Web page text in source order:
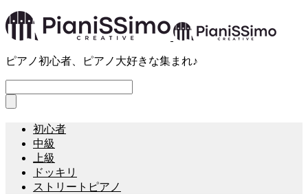
ピアノ初心者、ピアノ大好きな集まれ♪
初心者
中級
上級
ドッキリ
ストリートピアノ